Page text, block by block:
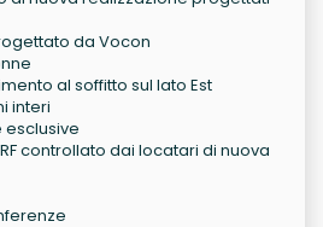
da Vocon
al soffitto sul lato Est
interi
esclusive
controllato dai locatari di nuova